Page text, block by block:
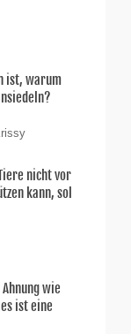
ist, warum
nicht vor
kann, sol
wie
ist eine